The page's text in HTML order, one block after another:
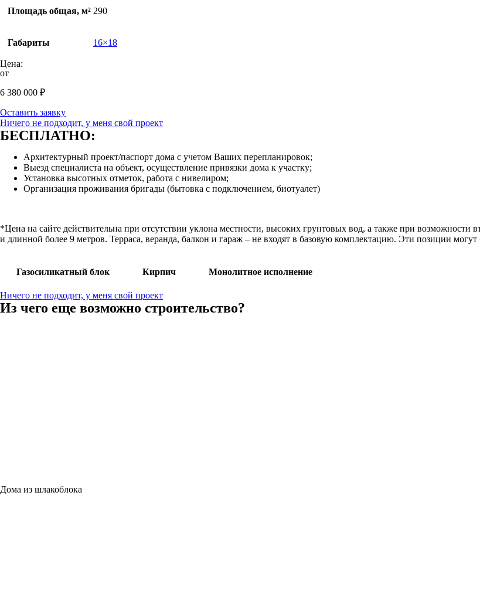
Площадь общая, м² 290
Габариты 16×18
Цена:
от
6 380 000 ₽
Оставить заявку
Ничего не подходит, у меня свой проект
БЕСПЛАТНО:
Архитектурный проект/паспорт дома с учетом Ваших перепланировок;
Выезд специалиста на объект, осуществление привязки дома к участку;
Установка высотных отметок, работа с нивелиром;
Организация проживания бригады (бытовка с подключением, биотуалет)
*Цена на сайте действительна при отсутствии уклона местности, высоких грунтовых вод, а также при возможности
и длинной более 9 метров. Терраса, веранда, балкон и гараж – не входят в базовую комплектацию. Эти позиции
Газосиликатный блок Кирпич Монолитное исполнение
Ничего не подходит, у меня свой проект
Из чего еще возможно строительство?
Дома из шлакоблока